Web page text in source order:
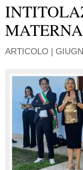
ARTICOLO |